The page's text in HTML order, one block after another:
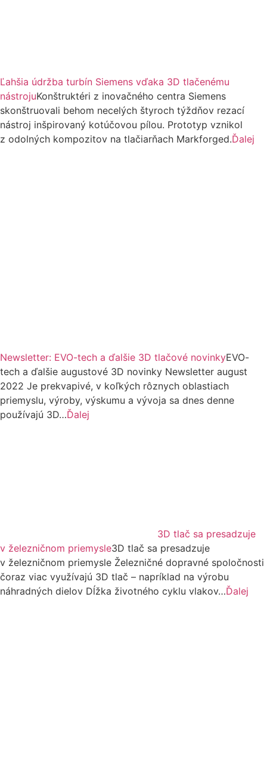
Ľahšia údržba turbín Siemens vďaka 3D tlačenému
nástrojuKonštruktéri z inovačného centra Siemens
skonštruovali behom necelých štyroch týždňov rezací
nástroj inšpirovaný kotúčovou pílou. Prototyp vznikol
z odolných kompozitov na tlačiarňach Markforged.Ďalej
Newsletter: EVO-tech a ďalšie 3D tlačové novinkyEVO-
tech a ďalšie augustové 3D novinky Newsletter august
2022 Je prekvapivé, v koľkých rôznych oblastiach
priemyslu, výroby, výskumu a vývoja sa dnes denne
používajú 3D…Ďalej
3D tlač sa presadzuje
v železničnom priemysle3D tlač sa presadzuje
v železničnom priemysle Železničné dopravné spoločnosti
čoraz viac využívajú 3D tlač – napríklad na výrobu
náhradných dielov Dĺžka životného cyklu vlakov…Ďalej